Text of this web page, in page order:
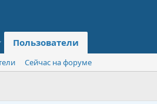
Пользователи
Сейчас на форуме